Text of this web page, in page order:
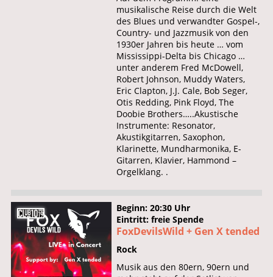
musikalische Reise durch die Welt
des Blues und verwandter Gospel-,
Country- und Jazzmusik von den
1930er Jahren bis heute … vom
Mississippi-Delta bis Chicago …
unter anderem Fred McDowell,
Robert Johnson, Muddy Waters,
Eric Clapton, J.J. Cale, Bob Seger,
Otis Redding, Pink Floyd, The
Doobie Brothers…..Akustische
Instrumente: Resonator,
Akustikgitarren, Saxophon,
Klarinette, Mundharmonika, E-
Gitarren, Klavier, Hammond –
Orgelklang. .
Beginn: 20:30 Uhr
Eintritt: freie Spende
FoxDevilsWild + Gen X tended
Rock
Musik aus den 80ern, 90ern und